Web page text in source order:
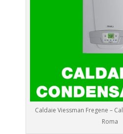
Caldaie Viessman Fregene –
Roma